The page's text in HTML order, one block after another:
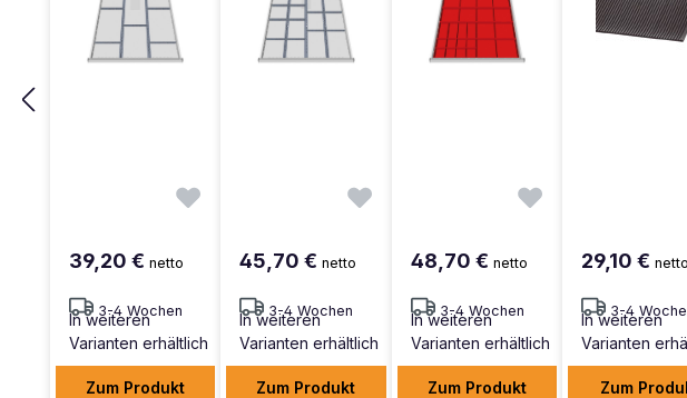
39,20 € netto
3-4 Wochen
In weiteren
Varianten erhältlich
Zum Produkt
45,70 € netto
3-4 Wochen
In weiteren
Varianten erhältlich
Zum Produkt
48,70 € netto
3-4 Wochen
In weiteren
Varianten erhältlich
Zum Produkt
29,10 €netto
3-4
In weiteren
Varianten
Zum